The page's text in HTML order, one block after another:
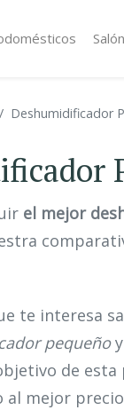
Deshumidificador
el mejor
te interesa
pequeñoy
de
al mejor